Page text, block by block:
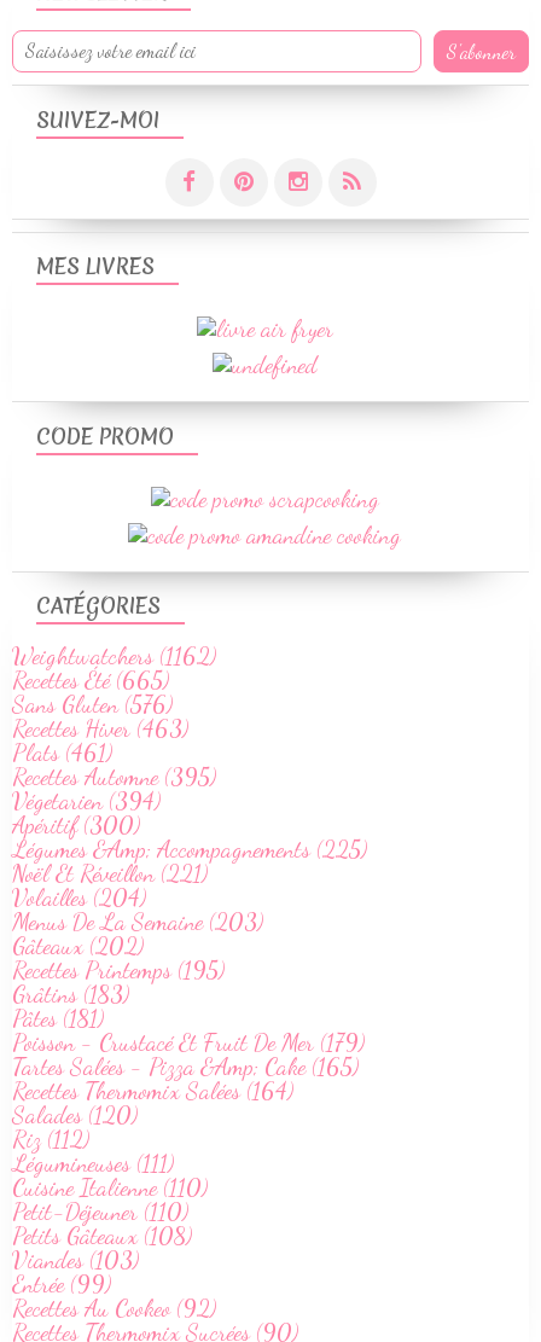
SUIVEZ-MOI
CATÉGORIES
Weightwatchers (1162)
Recettes Été (665)
Sans Gluten (576)
Recettes Hiver (463)
Plats (461)
Recettes Automne (395)
Végetarien (394)
Apéritif (300)
Légumes &Amp; Accompagnements (225)
Noël Et Réveillon (221)
Volailles (204)
Menus De La Semaine (203)
Gâteaux (202)
Recettes Printemps (195)
Grâtins (183)
Pâtes (181)
Poisson - Crustacé Et Fruit De Mer (179)
Tartes Salées - Pizza &Amp; Cake (165)
Recettes Thermomix Salées (164)
Salades (120)
Riz (112)
Légumineuses (111)
Cuisine Italienne (110)
Petit-Déjeuner (110)
Petits Gâteaux (108)
Viandes (103)
Entrée (99)
Recettes Au Cookeo (92)
Recettes Thermomix Sucrées (90)
MES LIVRES
CODE PROMO